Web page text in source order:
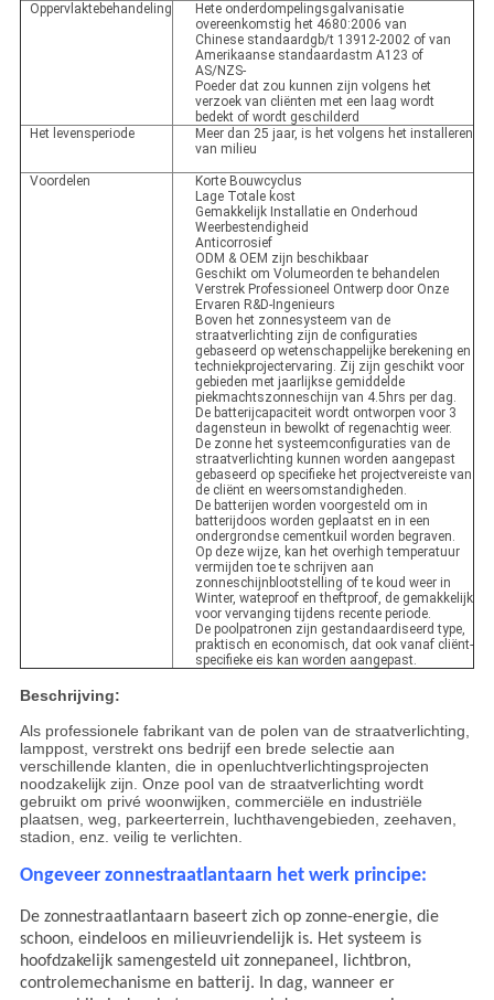
Oppervlaktebehandeling
Hete onderdompelingsgalvanisatie
overeenkomstig het 4680:2006 van
Chinese standaardgb/t 13912-2002 of van
Amerikaanse standaardastm A123 of
AS/NZS-
Poeder dat zou kunnen zijn volgens het
verzoek van cliënten met een laag wordt
bedekt of wordt geschilderd
Het levensperiode
Meer dan 25 jaar, is het volgens het installeren
van milieu
Voordelen
Korte Bouwcyclus
Lage Totale kost
Gemakkelijk Installatie en Onderhoud
Weerbestendigheid
Anticorrosief
ODM & OEM zijn beschikbaar
Geschikt om Volumeorden te behandelen
Verstrek Professioneel Ontwerp door Onze
Ervaren R&D-Ingenieurs
Boven het zonnesysteem van de
straatverlichting zijn de configuraties
gebaseerd op wetenschappelijke berekening en
techniekprojectervaring. Zij zijn geschikt voor
gebieden met jaarlijkse gemiddelde
piekmachtszonneschijn van 4.5hrs per dag.
De batterijcapaciteit wordt ontworpen voor 3
dagensteun in bewolkt of regenachtig weer.
De zonne het systeemconfiguraties van de
straatverlichting kunnen worden aangepast
gebaseerd op specifieke het projectvereiste van
de cliënt en weersomstandigheden.
De batterijen worden voorgesteld om in
batterijdoos worden geplaatst en in een
ondergrondse cementkuil worden begraven.
Op deze wijze, kan het overhigh temperatuur
vermijden toe te schrijven aan
zonneschijnblootstelling of te koud weer in
Winter, wateproof en theftproof, de gemakkelijk
voor vervanging tijdens recente periode.
De poolpatronen zijn gestandaardiseerd type,
praktisch en economisch, dat ook vanaf cliënt-
specifieke eis kan worden aangepast.
Beschrijving:
Als professionele fabrikant van de polen van de straatverlichting,
lamppost, verstrekt ons bedrijf een brede selectie aan
verschillende klanten, die in openluchtverlichtingsprojecten
noodzakelijk zijn. Onze pool van de straatverlichting wordt
gebruikt om privé woonwijken, commerciële en industriële
plaatsen, weg, parkeerterrein, luchthavengebieden, zeehaven,
stadion, enz. veilig te verlichten.
Ongeveer zonnestraatlantaarn het werk principe:
De zonnestraatlantaarn baseert zich op zonne-energie, die
schoon, eindeloos en milieuvriendelijk is. Het systeem is
hoofdzakelijk samengesteld uit zonnepaneel, lichtbron,
controlemechanisme en batterij. In dag, wanneer er